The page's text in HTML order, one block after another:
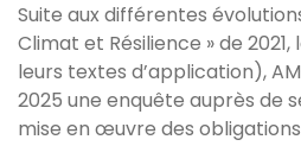
Suite aux différentes
Climat et Résilience » de 2021,
leurs textes d’application),
2025 une enquête auprès de
mise en œuvre des